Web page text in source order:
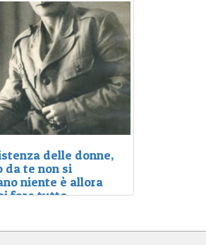
delle donne,
da te non si
niente è allora
fare tutto.
ribelli della montagna fu